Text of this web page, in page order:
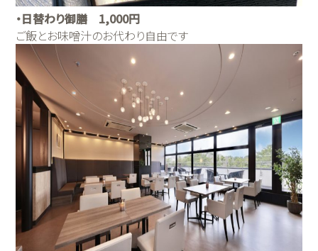
・日替わり御膳 1,000円
ご飯とお味噌汁のお代わり自由です